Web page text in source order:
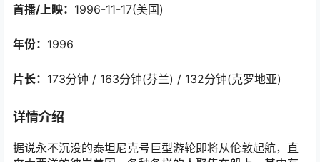
首播/上映： 1996-11-17(美国)
年份： 1996
片长： 173分钟 / 163分钟(芬兰) / 132分钟(克罗地亚)
详情介绍
据说永不沉没的泰坦尼克号巨型游轮即将从伦敦起航，直